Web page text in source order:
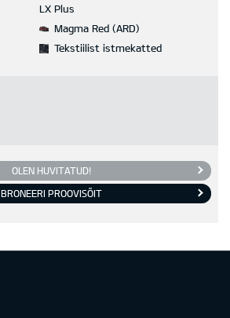
LX Plus
Magma Red (ARD)
Tekstiilist istmekatted
OLEN HUVITATUD!
BRONEERI PROOVISÕIT